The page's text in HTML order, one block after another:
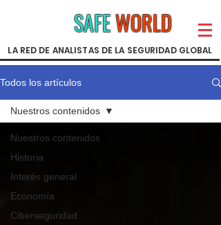
SAFEWORLD
LA RED DE ANALISTAS DE LA SEGURIDAD GLOBAL
Todos los artículos
Nuestros contenidos
Historia
Interés general
Economía
Ciberseguridad
Nuestros contenidos